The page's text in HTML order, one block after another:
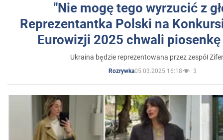
"Nie mogę tego wyrzucić z
Reprezentantka Polski na
Eurowizji 2025 chwali
Ukraina będzie reprezentowana przez zespół
Rozrywka05.03.2025 16:18 3